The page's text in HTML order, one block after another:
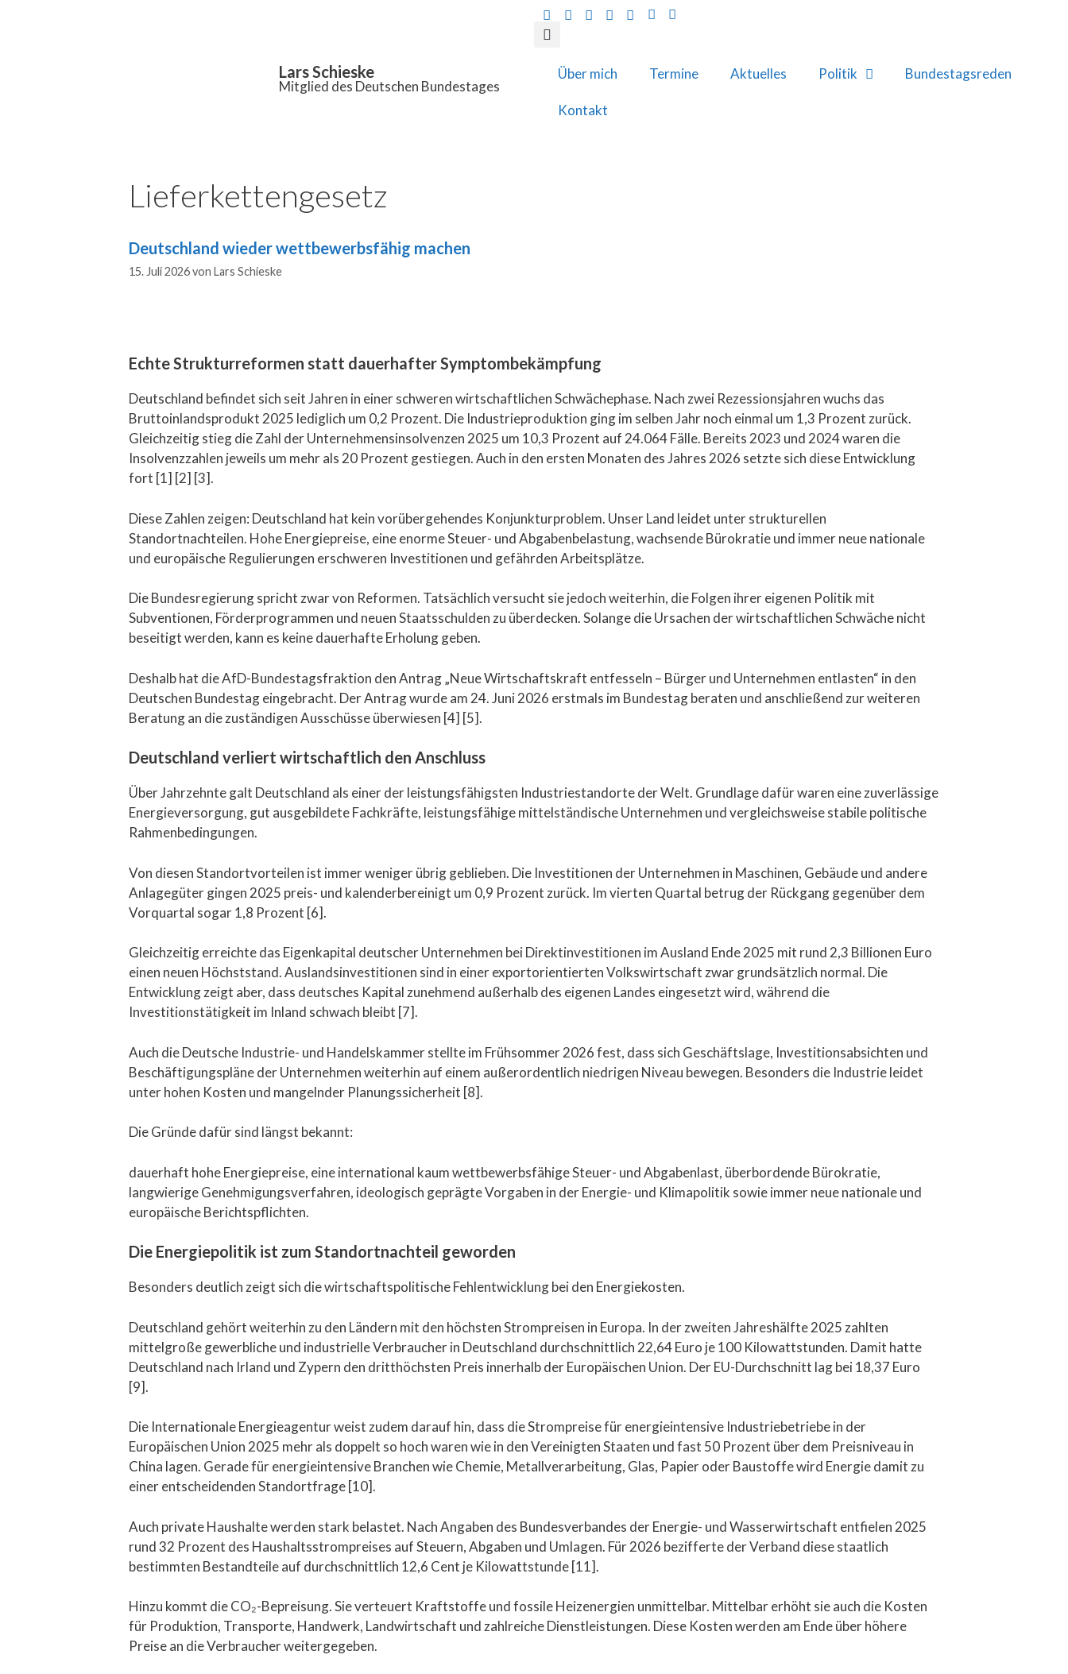
Lars Schieske
Mitglied des Deutschen Bundestages
Über mich Termine Aktuelles Politik Bundestagsreden
Kontakt
Lieferkettengesetz
Deutschland wieder wettbewerbsfähig machen
15. Juli 2026von Lars Schieske
Echte Strukturreformen statt dauerhafter Symptombekämpfung
Deutschland befindet sich seit Jahren in einer schweren wirtschaftlichen Schwächephase. Nach zwei Rezessionsjahren wuchs das
Bruttoinlandsprodukt 2025 lediglich um 0,2 Prozent. Die Industrieproduktion ging im selben Jahr noch einmal um 1,3 Prozent zurück.
Gleichzeitig stieg die Zahl der Unternehmensinsolvenzen 2025 um 10,3 Prozent auf 24.064 Fälle. Bereits 2023 und 2024 waren die
Insolvenzzahlen jeweils um mehr als 20 Prozent gestiegen. Auch in den ersten Monaten des Jahres 2026 setzte sich diese Entwicklung
fort [1] [2] [3].
Diese Zahlen zeigen: Deutschland hat kein vorübergehendes Konjunkturproblem. Unser Land leidet unter strukturellen
Standortnachteilen. Hohe Energiepreise, eine enorme Steuer- und Abgabenbelastung, wachsende Bürokratie und immer neue nationale
und europäische Regulierungen erschweren Investitionen und gefährden Arbeitsplätze.
Die Bundesregierung spricht zwar von Reformen. Tatsächlich versucht sie jedoch weiterhin, die Folgen ihrer eigenen Politik mit
Subventionen, Förderprogrammen und neuen Staatsschulden zu überdecken. Solange die Ursachen der wirtschaftlichen Schwäche nicht
beseitigt werden, kann es keine dauerhafte Erholung geben.
Deshalb hat die AfD-Bundestagsfraktion den Antrag „Neue Wirtschaftskraft entfesseln – Bürger und Unternehmen entlasten“ in den
Deutschen Bundestag eingebracht. Der Antrag wurde am 24. Juni 2026 erstmals im Bundestag beraten und anschließend zur weiteren
Beratung an die zuständigen Ausschüsse überwiesen [4] [5].
Deutschland verliert wirtschaftlich den Anschluss
Über Jahrzehnte galt Deutschland als einer der leistungsfähigsten Industriestandorte der Welt. Grundlage dafür waren eine zuverlässige
Energieversorgung, gut ausgebildete Fachkräfte, leistungsfähige mittelständische Unternehmen und vergleichsweise stabile politische
Rahmenbedingungen.
Von diesen Standortvorteilen ist immer weniger übrig geblieben. Die Investitionen der Unternehmen in Maschinen, Gebäude und andere
Anlagegüter gingen 2025 preis- und kalenderbereinigt um 0,9 Prozent zurück. Im vierten Quartal betrug der Rückgang gegenüber dem
Vorquartal sogar 1,8 Prozent [6].
Gleichzeitig erreichte das Eigenkapital deutscher Unternehmen bei Direktinvestitionen im Ausland Ende 2025 mit rund 2,3 Billionen Euro
einen neuen Höchststand. Auslandsinvestitionen sind in einer exportorientierten Volkswirtschaft zwar grundsätzlich normal. Die
Entwicklung zeigt aber, dass deutsches Kapital zunehmend außerhalb des eigenen Landes eingesetzt wird, während die
Investitionstätigkeit im Inland schwach bleibt [7].
Auch die Deutsche Industrie- und Handelskammer stellte im Frühsommer 2026 fest, dass sich Geschäftslage, Investitionsabsichten und
Beschäftigungspläne der Unternehmen weiterhin auf einem außerordentlich niedrigen Niveau bewegen. Besonders die Industrie leidet
unter hohen Kosten und mangelnder Planungssicherheit [8].
Die Gründe dafür sind längst bekannt:
dauerhaft hohe Energiepreise, eine international kaum wettbewerbsfähige Steuer- und Abgabenlast, überbordende Bürokratie,
langwierige Genehmigungsverfahren, ideologisch geprägte Vorgaben in der Energie- und Klimapolitik sowie immer neue nationale und
europäische Berichtspflichten.
Die Energiepolitik ist zum Standortnachteil geworden
Besonders deutlich zeigt sich die wirtschaftspolitische Fehlentwicklung bei den Energiekosten.
Deutschland gehört weiterhin zu den Ländern mit den höchsten Strompreisen in Europa. In der zweiten Jahreshälfte 2025 zahlten
mittelgroße gewerbliche und industrielle Verbraucher in Deutschland durchschnittlich 22,64 Euro je 100 Kilowattstunden. Damit hatte
Deutschland nach Irland und Zypern den dritthöchsten Preis innerhalb der Europäischen Union. Der EU-Durchschnitt lag bei 18,37 Euro
[9].
Die Internationale Energieagentur weist zudem darauf hin, dass die Strompreise für energieintensive Industriebetriebe in der
Europäischen Union 2025 mehr als doppelt so hoch waren wie in den Vereinigten Staaten und fast 50 Prozent über dem Preisniveau in
China lagen. Gerade für energieintensive Branchen wie Chemie, Metallverarbeitung, Glas, Papier oder Baustoffe wird Energie damit zu
einer entscheidenden Standortfrage [10].
Auch private Haushalte werden stark belastet. Nach Angaben des Bundesverbandes der Energie- und Wasserwirtschaft entfielen 2025
rund 32 Prozent des Haushaltsstrompreises auf Steuern, Abgaben und Umlagen. Für 2026 bezifferte der Verband diese staatlich
bestimmten Bestandteile auf durchschnittlich 12,6 Cent je Kilowattstunde [11].
Hinzu kommt die CO₂-Bepreisung. Sie verteuert Kraftstoffe und fossile Heizenergien unmittelbar. Mittelbar erhöht sie auch die Kosten
für Produktion, Transporte, Handwerk, Landwirtschaft und zahlreiche Dienstleistungen. Diese Kosten werden am Ende über höhere
Preise an die Verbraucher weitergegeben.